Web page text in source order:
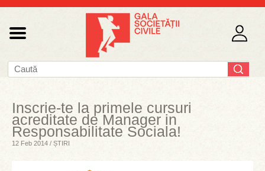
Inscrie-te la primele cursuri
acreditate de Manager in
Responsabilitate Sociala!
12 Feb 2014 / ȘTIRI